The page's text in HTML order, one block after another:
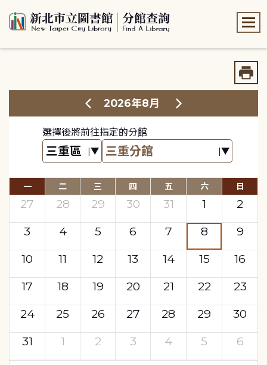
2026年8月
選擇後將前往指定的分館
一 二 三 四 五 六 日
27 28 29 30 31 1
2
3
4 5 6 7 8
9
10
11 12 13 14 15
16
17
18 19 20 21 22
23
24
25 26 27 28 29
30
31
1 2 3 4 5 6